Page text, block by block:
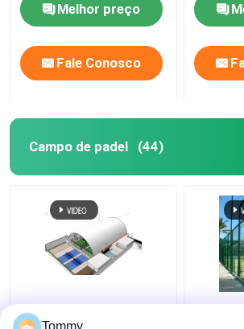
Melhor preço
Fale Conosco
Campo de padel (44)
Tipo de campos
acessível dos campos
Tommy